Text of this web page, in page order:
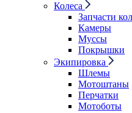
Колеса
Запчасти
Камеры
Муссы
Покрышки
Экипировка
Шлемы
Мотоштаны
Перчатки
Мотоботы